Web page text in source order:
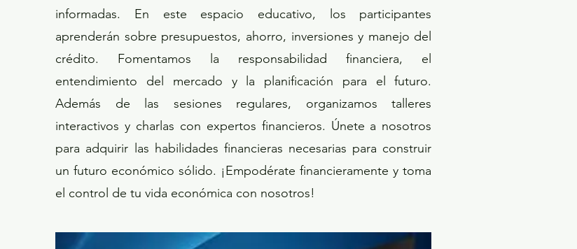
informadas. En este espacio educativo, los participantes
aprenderán sobre presupuestos, ahorro, inversiones y manejo del
crédito. Fomentamos la responsabilidad financiera, el
entendimiento del mercado y la planificación para el futuro.
Además de las sesiones regulares, organizamos talleres
interactivos y charlas con expertos financieros. Únete a nosotros
para adquirir las habilidades financieras necesarias para construir
un futuro económico sólido. ¡Empodérate financieramente y toma
el control de tu vida económica con nosotros!